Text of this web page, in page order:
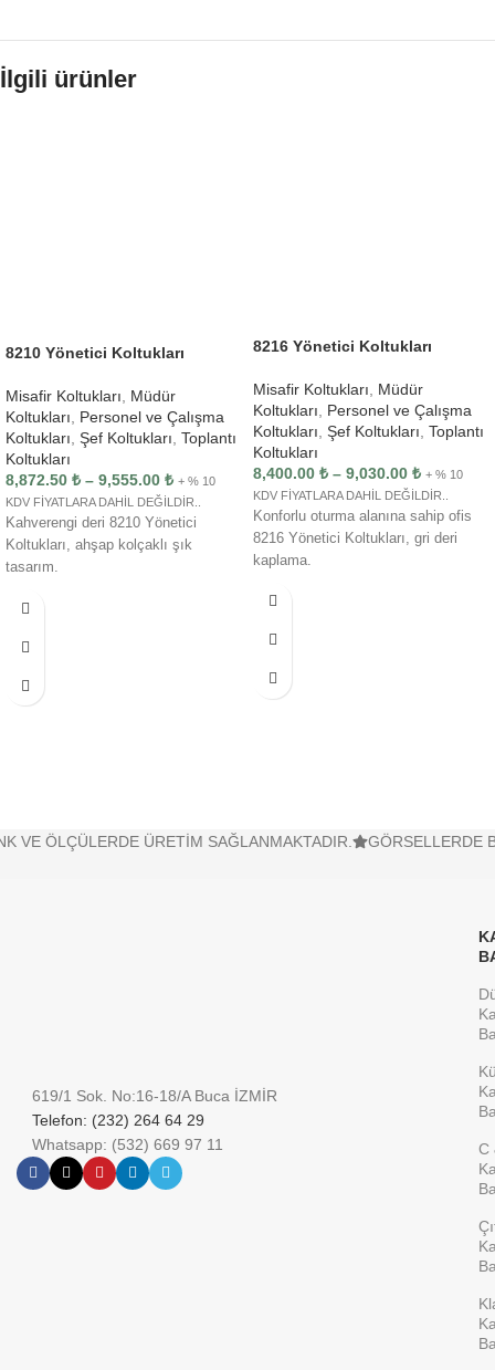
İlgili ürünler
8210 Yönetici Koltukları
Misafir Koltukları
Müdür
Koltukları
Personel ve Çalışma
Koltukları Şef Koltukları Toplantı
Koltukları
8,872.50 ₺ – 9,555.00 ₺ + % 10
KDV FİYATLARA DAHİL DEĞİLDİR..
Kahverengi deri 8210 Yönetici
Koltukları, ahşap kolçaklı şık
tasarım.
8216 Yönetici Koltukları
Misafir Koltukları
Müdür
Koltukları
Personel ve Çalışma
Koltukları Şef Koltukları Toplantı
Koltukları
8,400.00 ₺ – 9,030.00 ₺ + % 10
KDV FİYATLARA DAHİL DEĞİLDİR..
Konforlu oturma alanına sahip ofis
8216 Yönetici Koltukları, gri deri
kaplama.
ÖLÇÜLERDE ÜRETİM SAĞLANMAKTADIR. GÖRSELLERDE
619/1 Sok. No:16-18/A Buca İZMİR
Telefon: (232) 264 64 29
Whatsapp: (532) 669 97 11
C